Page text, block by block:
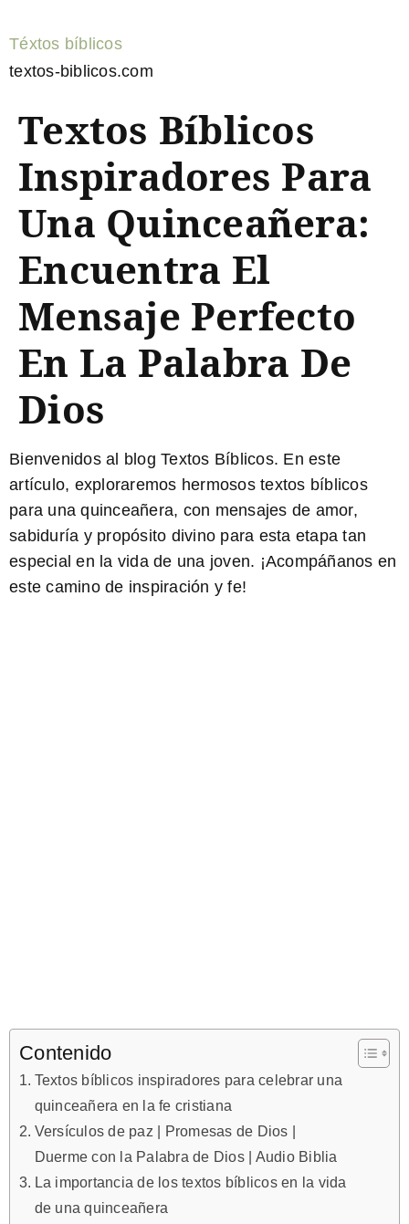
Téxtos bíblicos
textos-biblicos.com
Textos Bíblicos
Inspiradores Para
Una Quinceañera:
Encuentra El
Mensaje Perfecto
En La Palabra De
Dios
Bienvenidos al blog Textos Bíblicos. En este
artículo, exploraremos hermosos textos bíblicos
para una quinceañera, con mensajes de amor,
sabiduría y propósito divino para esta etapa tan
especial en la vida de una joven. ¡Acompáñanos en
este camino de inspiración y fe!
Contenido
Textos bíblicos inspiradores para celebrar una
quinceañera en la fe cristiana
Versículos de paz | Promesas de Dios |
Duerme con la Palabra de Dios | Audio Biblia
La importancia de los textos bíblicos en la vida
de una quinceañera